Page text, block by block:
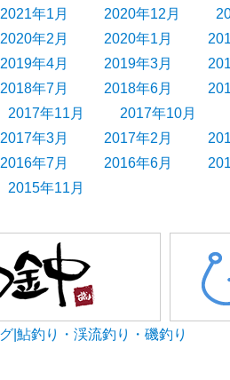
2021年1月 2020年12月
2020年2月 2020年1月
2019年4月 2019年3月
2018年7月 2018年6月
2017年11月
2017年10月
2017年3月 2017年2月
2016年7月 2016年6月
2015年11月